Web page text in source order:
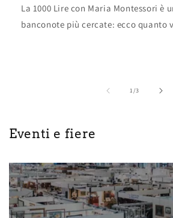
La 1000 Lire con Maria Montessori è
banconote più cercate: ecco quanto
1/of
3
Eventi e fiere